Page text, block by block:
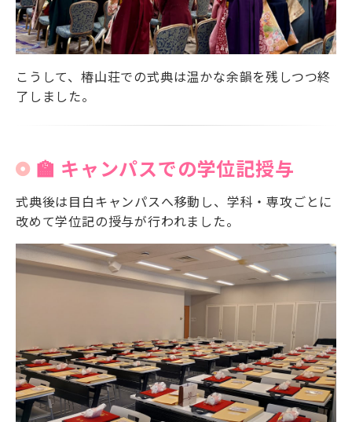
こうして、椿山荘での式典は温かな余韻を残しつつ終
了しました。
🏫 キャンパスでの学位記授与
式典後は目白キャンパスへ移動し、学科・専攻ごとに
改めて学位記の授与が行われました。